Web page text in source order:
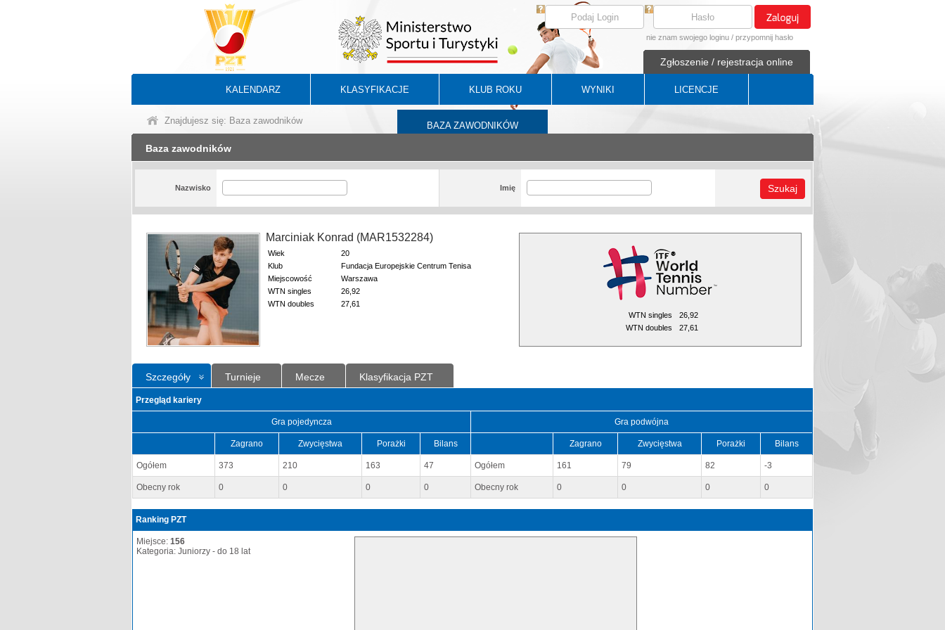
nie znam swojego loginu / przypomnij hasło
Zgłoszenie / rejestracja online
KALENDARZ KLASYFIKACJE KLUB ROKU WYNIKI LICENCJE
BAZA ZAWODNIKÓW
Znajdujesz się: Baza zawodników
Baza zawodników
Nazwisko Imię Szukaj
Marciniak Konrad (MAR1532284)
Wiek
20
Klub
Fundacja Europejskie Centrum Tenisa
Miejscowość
Warszawa
WTN singles
26,92
WTN doubles
27,61
WTN singles
26,92
WTN doubles
27,61
Szczegóły Turnieje Mecze Klasyfikacja PZT
Przegląd kariery
Gra pojedyncza Gra podwójna
Zagrano Zwycięstwa Porażki Bilans Zagrano Zwycięstwa Porażki Bilans
Ogółem 373 210 163 47 Ogółem 161 79 82 -3
Obecny rok 0 0 0 0 Obecny rok 0 0 0 0
Ranking PZT
Miejsce: 156
Kategoria: Juniorzy - do 18 lat